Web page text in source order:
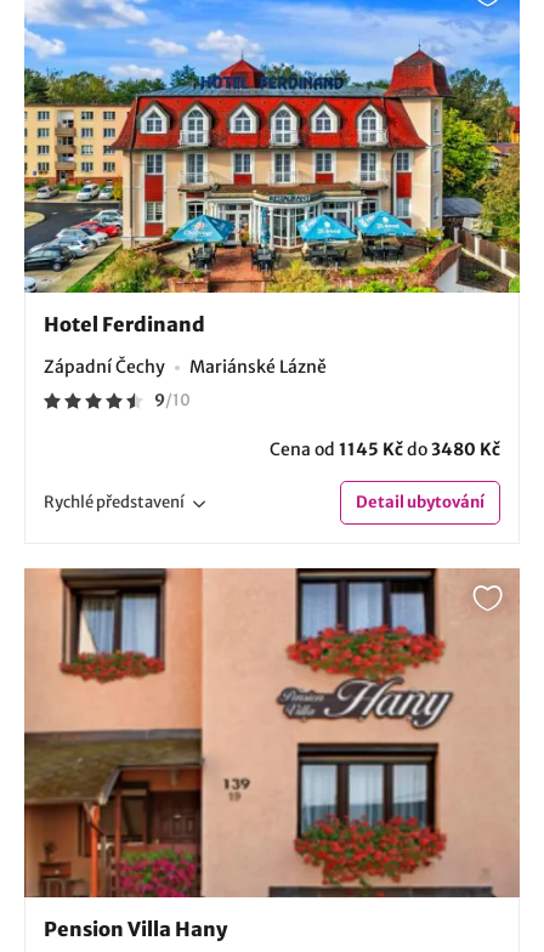
Hotel Ferdinand
Západní Čechy Mariánské Lázně
9/10
Cena od 1145 Kčdo3480 Kč
Rychlépředstavení Detailubytování
Pension Villa Hany